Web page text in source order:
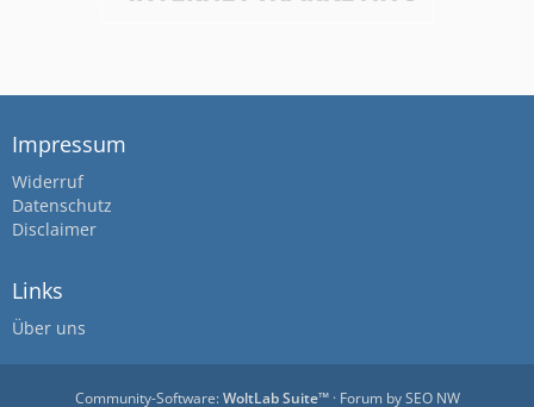
Impressum
Widerruf
Datenschutz
Disclaimer
Links
Über uns
Community-Software:WoltLab Suite™· Forum bySEO NW